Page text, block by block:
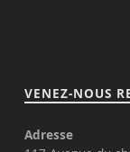
VENEZ-NOUS
Adresse